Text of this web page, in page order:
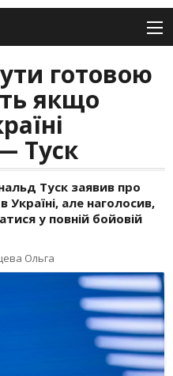
готовою
якщо
Туск
Туск заявив про
Україні, але наголосив,
у повній бойовій
Ольга